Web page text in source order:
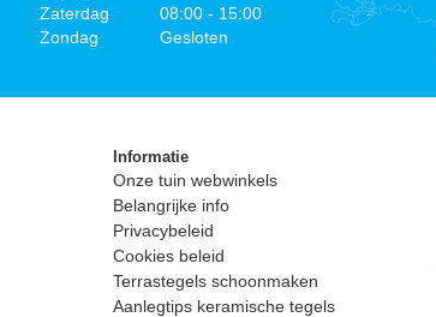
Zaterdag
08:00 - 15:00
Zondag
Gesloten
Informatie
Onze tuin webwinkels
Belangrijke info
Privacybeleid
Cookies beleid
Terrastegels schoonmaken
Aanlegtips keramische tegels